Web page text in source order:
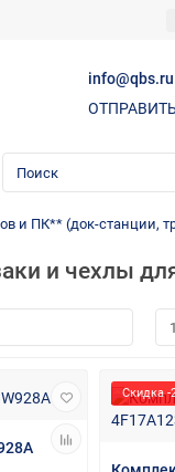
info@qbs.ru
и ПК** (док-станции,
и чехлы
Скидка -